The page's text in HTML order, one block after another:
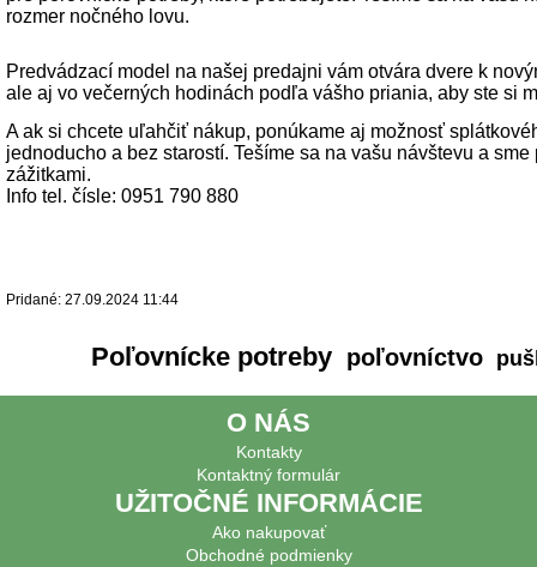
rozmer nočného lovu.
Predvádzací model na našej predajni vám otvára dvere k
ale aj vo večerných hodinách podľa vášho priania, aby ste si
A ak si chcete uľahčiť nákup, ponúkame aj možnosť
jednoducho a bez starostí. Tešíme sa na vašu návštevu a
zážitkami.
Info tel. čísle: 0951 790 880
Pridané: 27.09.2024 11:44
Poľovnícke potreby poľovníctvo
O NÁS
Kontakty
Kontaktný formulár
UŽITOČNÉ INFORMÁCIE
Ako nakupovať
Obchodné podmienky